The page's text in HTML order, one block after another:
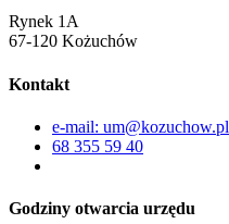
Rynek 1A
67-120 Kożuchów
Kontakt
e-mail: um@kozuchow.pl
68 355 59 40
Godziny otwarcia urzędu